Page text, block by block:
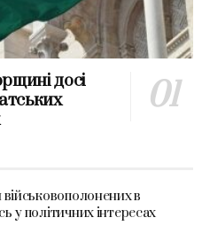
досі
в
у політичних інтересах